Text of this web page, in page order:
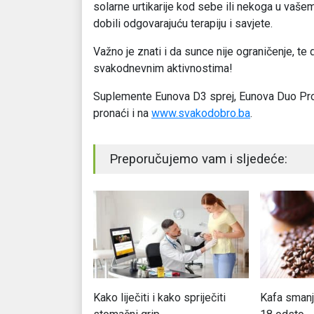
solarne urtikarije kod sebe ili nekoga u
dobili odgovarajuću terapiju i savjete.
Važno je znati i da sunce nije ograničenje,
svakodnevnim aktivnostima!
Suplemente Eunova D3 sprej, Eunova Duo
pronaći i na www.svakodobro.ba.
Preporučujemo vam i sljedeće:
Kako liječiti i kako spriječiti
Kafa